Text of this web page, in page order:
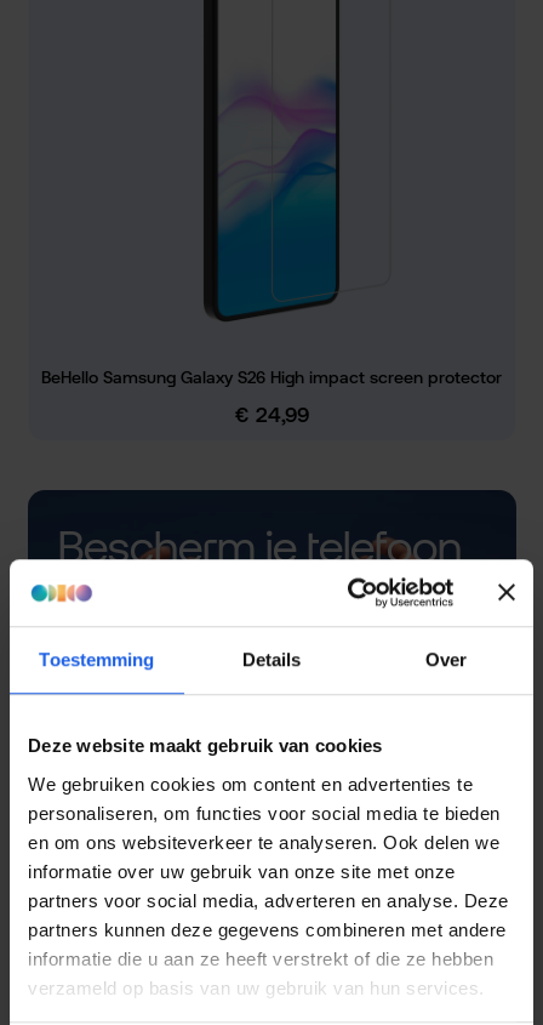
Toestemming Details Over
Deze website maakt gebruik van cookies
We gebruiken cookies om content en advertenties te
personaliseren, om functies voor social media te bieden
en om ons websiteverkeer te analyseren. Ook delen we
informatie over uw gebruik van onze site met onze
partners voor social media, adverteren en analyse. Deze
partners kunnen deze gegevens combineren met andere
informatie die u aan ze heeft verstrekt of die ze hebben
verzameld op basis van uw gebruik van hun services.
BeHello Samsung Galaxy S26 High impact screen protector
Normale prijs:
€ 24,99
Bescherm je telefoon
met een hoesje